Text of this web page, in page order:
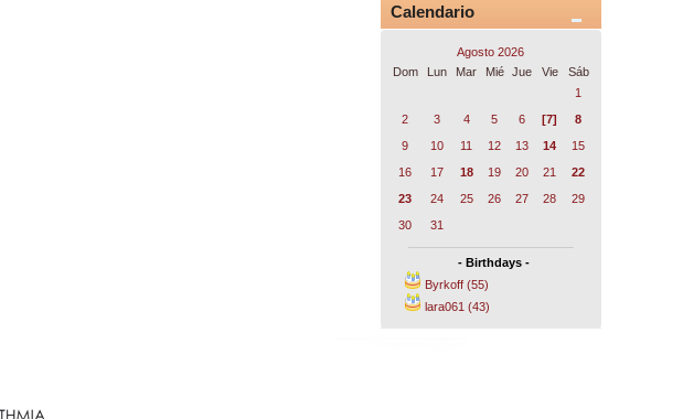
Calendario
Agosto 2026
Dom
Lun Mar Mié Jue Vie
Sáb
1
2
3 4 5 6 [7]
8
9
10 11 12 13 14
15
16
17 18 19 20 21
22
23
24 25 26 27 28
29
30
31
- Birthdays -
Byrkoff (55)
lara061 (43)